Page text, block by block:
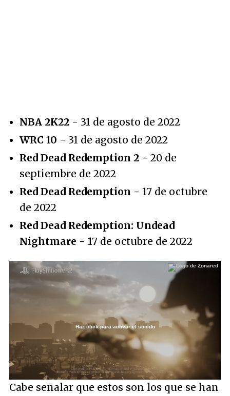
NBA 2K22 - 31 de agosto de 2022
WRC 10 - 31 de agosto de 2022
Red Dead Redemption 2 - 20 de
septiembre de 2022
Red Dead Redemption - 17 de octubre
de 2022
Red Dead Redemption: Undead
Nightmare - 17 de octubre de 2022
Unmute /
Loaded:
15.23%
Haz click para activar el sonido
Cabe señalar que estos son los que se han